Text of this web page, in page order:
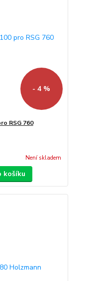
- 4 %
RSG 760
Není skladem
košíku